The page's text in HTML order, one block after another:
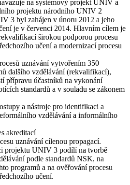
na systémový projekt UNIV a
projektu národního UNIV 2
3 byl zahájen v únoru 2012 a jeho
je v červenci 2014. Hlavním cílem je
širokou podporou procesu
učení a modernizací procesu
uznávání vytvořením 350
dalšího vzdělávání (rekvalifikací),
přípravu účastníků na vykonání
standardů a v souladu se zákonem
a nástroje pro identifikaci a
vzdělávání a informálního
akreditací
uznávání cílenou propagací.
projektu UNIV 3 podílí na tvorbě
podle standardů NSK, na
programů a na ověřování procesu
učení.